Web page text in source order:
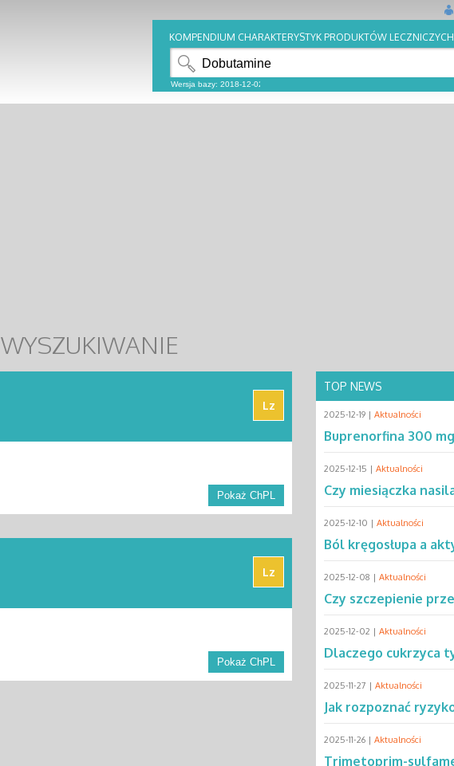
KOMPENDIUM CHARAKTERYSTYK PRODUKTÓW LECZNICZYCH
WYSZUKIWANIE
Lz
Pokaż ChPL
Lz
Pokaż ChPL
TOP NEWS
2025-12-19 | Aktualności
2025-12-15 | Aktualności
2025-12-10 | Aktualności
2025-12-08 | Aktualności
2025-12-02 | Aktualności
2025-11-27 | Aktualności
2025-11-26 | Aktualności